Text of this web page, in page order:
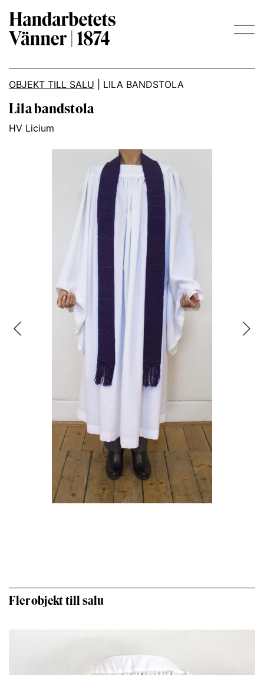
Main Navigation
OBJEKT TILL SALU LILA BANDSTOLA
Lila bandstola
HV Licium
Previous
Fler objekt till salu